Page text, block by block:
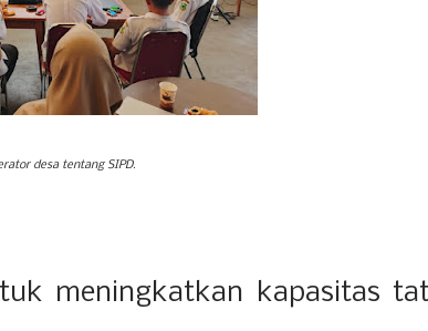
desa tentang SIPD.
meningkatkan kapasitas